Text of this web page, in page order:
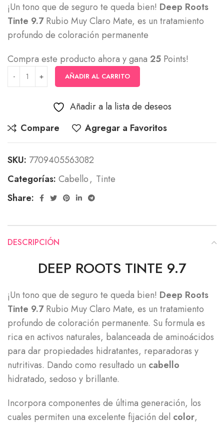
¡Un tono que de seguro te queda bien! Deep Roots
Tinte 9.7Rubio Muy Claro Mate, es un tratamiento
profundo de coloración permanente
Compra este producto ahora y gana 25 Points!
AÑADIR AL CARRITO
Añadir a la lista de deseos
Compare
Agregar a Favoritos
SKU: 7709405563082
Categorías: Cabello, Tinte
Share:
DESCRIPCIÓN
DEEP ROOTS TINTE 9.7
¡Un tono que de seguro te queda bien! Deep Roots
Tinte 9.7Rubio Muy Claro Mate, es un tratamiento
profundo de coloración permanente. Su formula es
rica en activos naturales, balanceada de aminoácidos
para dar propiedades hidratantes, reparadoras y
nutritivas. Dando como resultado un cabello
hidratado, sedoso y brillante.
Incorpora componentes de última generación, los
cuales permiten una excelente fijación del color,